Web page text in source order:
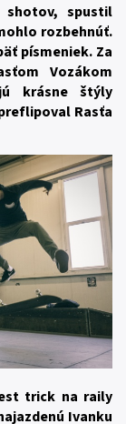
spustil
rozbehnúť.
písmeniek. Za
Vozákom
krásne štýly
Rasťa
trick na raily
Ivanku